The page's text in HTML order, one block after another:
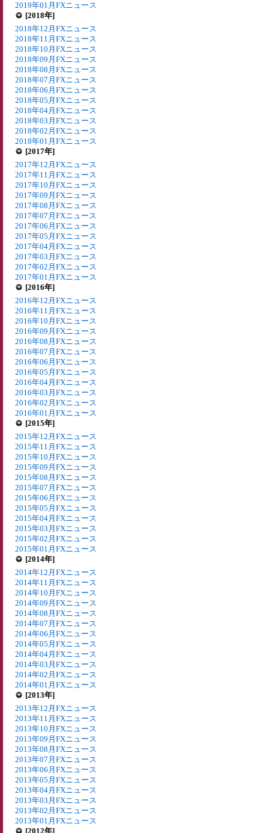
2019年01月FXニュース
[2018年]
2018年12月FXニュース
2018年11月FXニュース
2018年10月FXニュース
2018年09月FXニュース
2018年08月FXニュース
2018年07月FXニュース
2018年06月FXニュース
2018年05月FXニュース
2018年04月FXニュース
2018年03月FXニュース
2018年02月FXニュース
2018年01月FXニュース
[2017年]
2017年12月FXニュース
2017年11月FXニュース
2017年10月FXニュース
2017年09月FXニュース
2017年08月FXニュース
2017年07月FXニュース
2017年06月FXニュース
2017年05月FXニュース
2017年04月FXニュース
2017年03月FXニュース
2017年02月FXニュース
2017年01月FXニュース
[2016年]
2016年12月FXニュース
2016年11月FXニュース
2016年10月FXニュース
2016年09月FXニュース
2016年08月FXニュース
2016年07月FXニュース
2016年06月FXニュース
2016年05月FXニュース
2016年04月FXニュース
2016年03月FXニュース
2016年02月FXニュース
2016年01月FXニュース
[2015年]
2015年12月FXニュース
2015年11月FXニュース
2015年10月FXニュース
2015年09月FXニュース
2015年08月FXニュース
2015年07月FXニュース
2015年06月FXニュース
2015年05月FXニュース
2015年04月FXニュース
2015年03月FXニュース
2015年02月FXニュース
2015年01月FXニュース
[2014年]
2014年12月FXニュース
2014年11月FXニュース
2014年10月FXニュース
2014年09月FXニュース
2014年08月FXニュース
2014年07月FXニュース
2014年06月FXニュース
2014年05月FXニュース
2014年04月FXニュース
2014年03月FXニュース
2014年02月FXニュース
2014年01月FXニュース
[2013年]
2013年12月FXニュース
2013年11月FXニュース
2013年10月FXニュース
2013年09月FXニュース
2013年08月FXニュース
2013年07月FXニュース
2013年06月FXニュース
2013年05月FXニュース
2013年04月FXニュース
2013年03月FXニュース
2013年02月FXニュース
2013年01月FXニュース
[2012年]